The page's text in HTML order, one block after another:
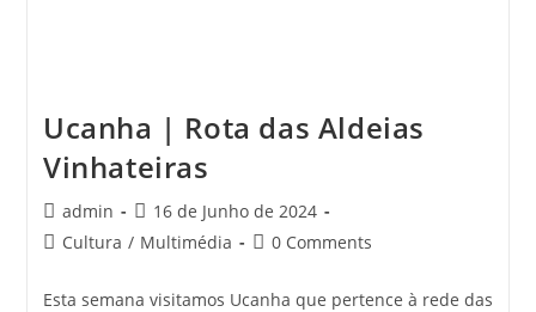
Ucanha | Rota das Aldeias
Vinhateiras
Post
author:
admin
Post
published:
16 de Junho de 2024
PostCultura / Multimédia
Post0 Comments
Esta semana visitamos Ucanha que pertence à rede das